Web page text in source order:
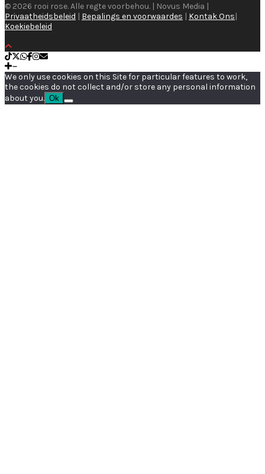
© 2026 rooi rose. Alle regte voorbehou. | Novus Media |
Privaatheidsbeleid | Bepalings en voorwaardes | Kontak Ons|
Koekiebeleid
We only use cookies on this Site for particular features to work,
the cookies do not collect and/or store any personal information
about you. Ok